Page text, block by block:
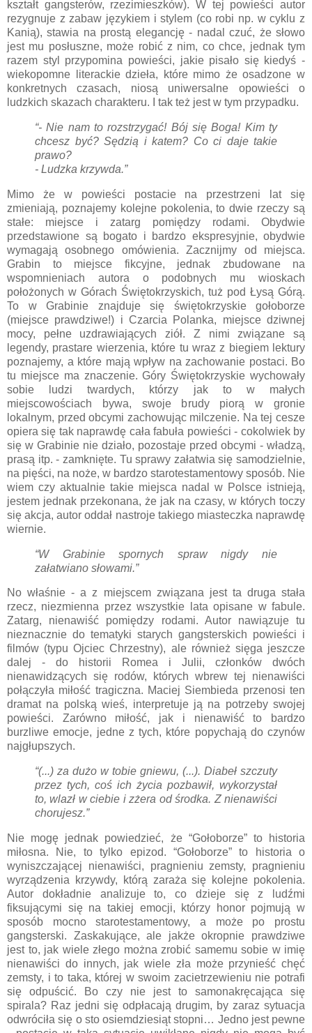
kształt gangsterów, rzezimieszków). W tej powieści autor
rezygnuje z zabaw językiem i stylem (co robi np. w cyklu z
Kanią), stawia na prostą elegancję - nadal czuć, że słowo
jest mu posłuszne, może robić z nim, co chce, jednak tym
razem styl przypomina powieści, jakie pisało się kiedyś -
wiekopomne literackie dzieła, które mimo że osadzone w
konkretnych czasach, niosą uniwersalne opowieści o
ludzkich skazach charakteru. I tak też jest w tym przypadku.
“- Nie nam to rozstrzygać! Bój się Boga! Kim ty
chcesz być? Sędzią i katem? Co ci daje takie
prawo?
- Ludzka krzywda.”
Mimo że w powieści postacie na przestrzeni lat się
zmieniają, poznajemy kolejne pokolenia, to dwie rzeczy są
stałe: miejsce i zatarg pomiędzy rodami. Obydwie
przedstawione są bogato i bardzo ekspresyjnie, obydwie
wymagają osobnego omówienia. Zacznijmy od miejsca.
Grabin to miejsce fikcyjne, jednak zbudowane na
wspomnieniach autora o podobnych mu wioskach
położonych w Górach Świętokrzyskich, tuż pod Łysą Górą.
To w Grabinie znajduje się świętokrzyskie gołoborze
(miejsce prawdziwe!) i Czarcia Polanka, miejsce dziwnej
mocy, pełne uzdrawiających ziół. Z nimi związane są
legendy, prastare wierzenia, które tu wraz z biegiem lektury
poznajemy, a które mają wpływ na zachowanie postaci. Bo
tu miejsce ma znaczenie. Góry Świętokrzyskie wychowały
sobie ludzi twardych, którzy jak to w małych
miejscowościach bywa, swoje brudy piorą w gronie
lokalnym, przed obcymi zachowując milczenie. Na tej cesze
opiera się tak naprawdę cała fabuła powieści - cokolwiek by
się w Grabinie nie działo, pozostaje przed obcymi - władzą,
prasą itp. - zamknięte. Tu sprawy załatwia się samodzielnie,
na pięści, na noże, w bardzo starotestamentowy sposób. Nie
wiem czy aktualnie takie miejsca nadal w Polsce istnieją,
jestem jednak przekonana, że jak na czasy, w których toczy
się akcja, autor oddał nastroje takiego miasteczka naprawdę
wiernie.
“W Grabinie spornych spraw nigdy nie
załatwiano słowami.”
No właśnie - a z miejscem związana jest ta druga stała
rzecz, niezmienna przez wszystkie lata opisane w fabule.
Zatarg, nienawiść pomiędzy rodami. Autor nawiązuje tu
nieznacznie do tematyki starych gangsterskich powieści i
filmów (typu Ojciec Chrzestny), ale również sięga jeszcze
dalej - do historii Romea i Julii, członków dwóch
nienawidzących się rodów, których wbrew tej nienawiści
połączyła miłość tragiczna. Maciej Siembieda przenosi ten
dramat na polską wieś, interpretuje ją na potrzeby swojej
powieści. Zarówno miłość, jak i nienawiść to bardzo
burzliwe emocje, jedne z tych, które popychają do czynów
najgłupszych.
“(...) za dużo w tobie gniewu, (...). Diabeł szczuty
przez tych, coś ich życia pozbawił, wykorzystał
to, wlazł w ciebie i zżera od środka. Z nienawiści
chorujesz.”
Nie mogę jednak powiedzieć, że “Gołoborze” to historia
miłosna. Nie, to tylko epizod. “Gołoborze” to historia o
wyniszczającej nienawiści, pragnieniu zemsty, pragnieniu
wyrządzenia krzywdy, którą zaraża się kolejne pokolenia.
Autor dokładnie analizuje to, co dzieje się z ludźmi
fiksującymi się na takiej emocji, którzy honor pojmują w
sposób mocno starotestamentowy, a może po prostu
gangsterski. Zaskakujące, ale jakże okropnie prawdziwe
jest to, jak wiele złego można zrobić samemu sobie w imię
nienawiści do innych, jak wiele zła może przynieść chęć
zemsty, i to taka, której w swoim zacietrzewieniu nie potrafi
się odpuścić. Bo czy nie jest to samonakręcająca się
spirala? Raz jedni się odpłacają drugim, by zaraz sytuacja
odwróciła się o sto osiemdziesiąt stopni… Jedno jest pewne